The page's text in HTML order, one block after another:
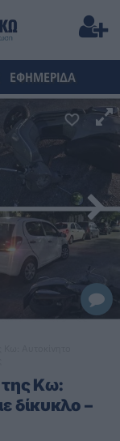
ΕΦΗΜΕΡΙΔΑ
Κω:
δίκυκλο –